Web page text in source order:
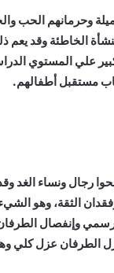
وحرمانهم الحب
الخاطئة وقد
علي المستوي
مستقبل أطفالهم.
رجال ونساء الغد
الثقة، وهو
وإنفصال
الطرفان عزل كلي